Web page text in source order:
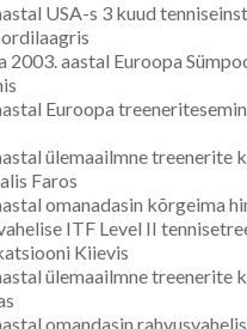
USA-s 3 kuud
2003. aastal Euroopa
Euroopa
ülemaailmne treenerite
Faros
omanadasin kõrgeima
ITF Level II
Kiievis
ülemaailmne treenerite
omandasin